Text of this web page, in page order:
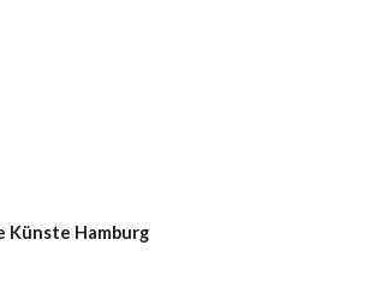
Künste Hamburg